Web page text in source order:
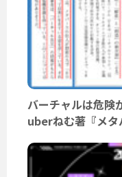
バーチャルは危険
uberねむ著『メタ